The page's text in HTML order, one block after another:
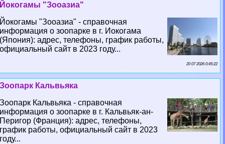
Йокогамы "Зооазиа"
Йокогамы "Зооазиа" - справочная
информация о зоопарке в г. Иокогама
(Япония): адрес, телефоны, график работы,
официальный сайт в 2023 году...
20 07 2026 0:45:22
Зоопарк Кальвьяка
Зоопарк Кальвьяка - справочная
информация о зоопарке в г. Кальвьяк-ан-
Перигор (Франция): адрес, телефоны,
график работы, официальный сайт в 2023
году...